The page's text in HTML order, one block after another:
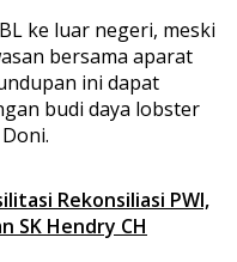
ke luar negeri, meski
bersama aparat
ini dapat
budi daya lobster
Rekonsiliasi PWI,
SK Hendry CH